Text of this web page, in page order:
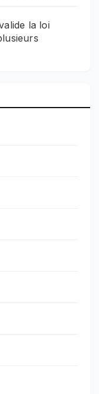
la loi